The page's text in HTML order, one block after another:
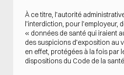
À ce titre, l’autorité
l’interdiction, pour l’employeur,
« données de santé qui iraient
des suspicions d’exposition au
en effet, protégées à la fois par
dispositions du Code de la